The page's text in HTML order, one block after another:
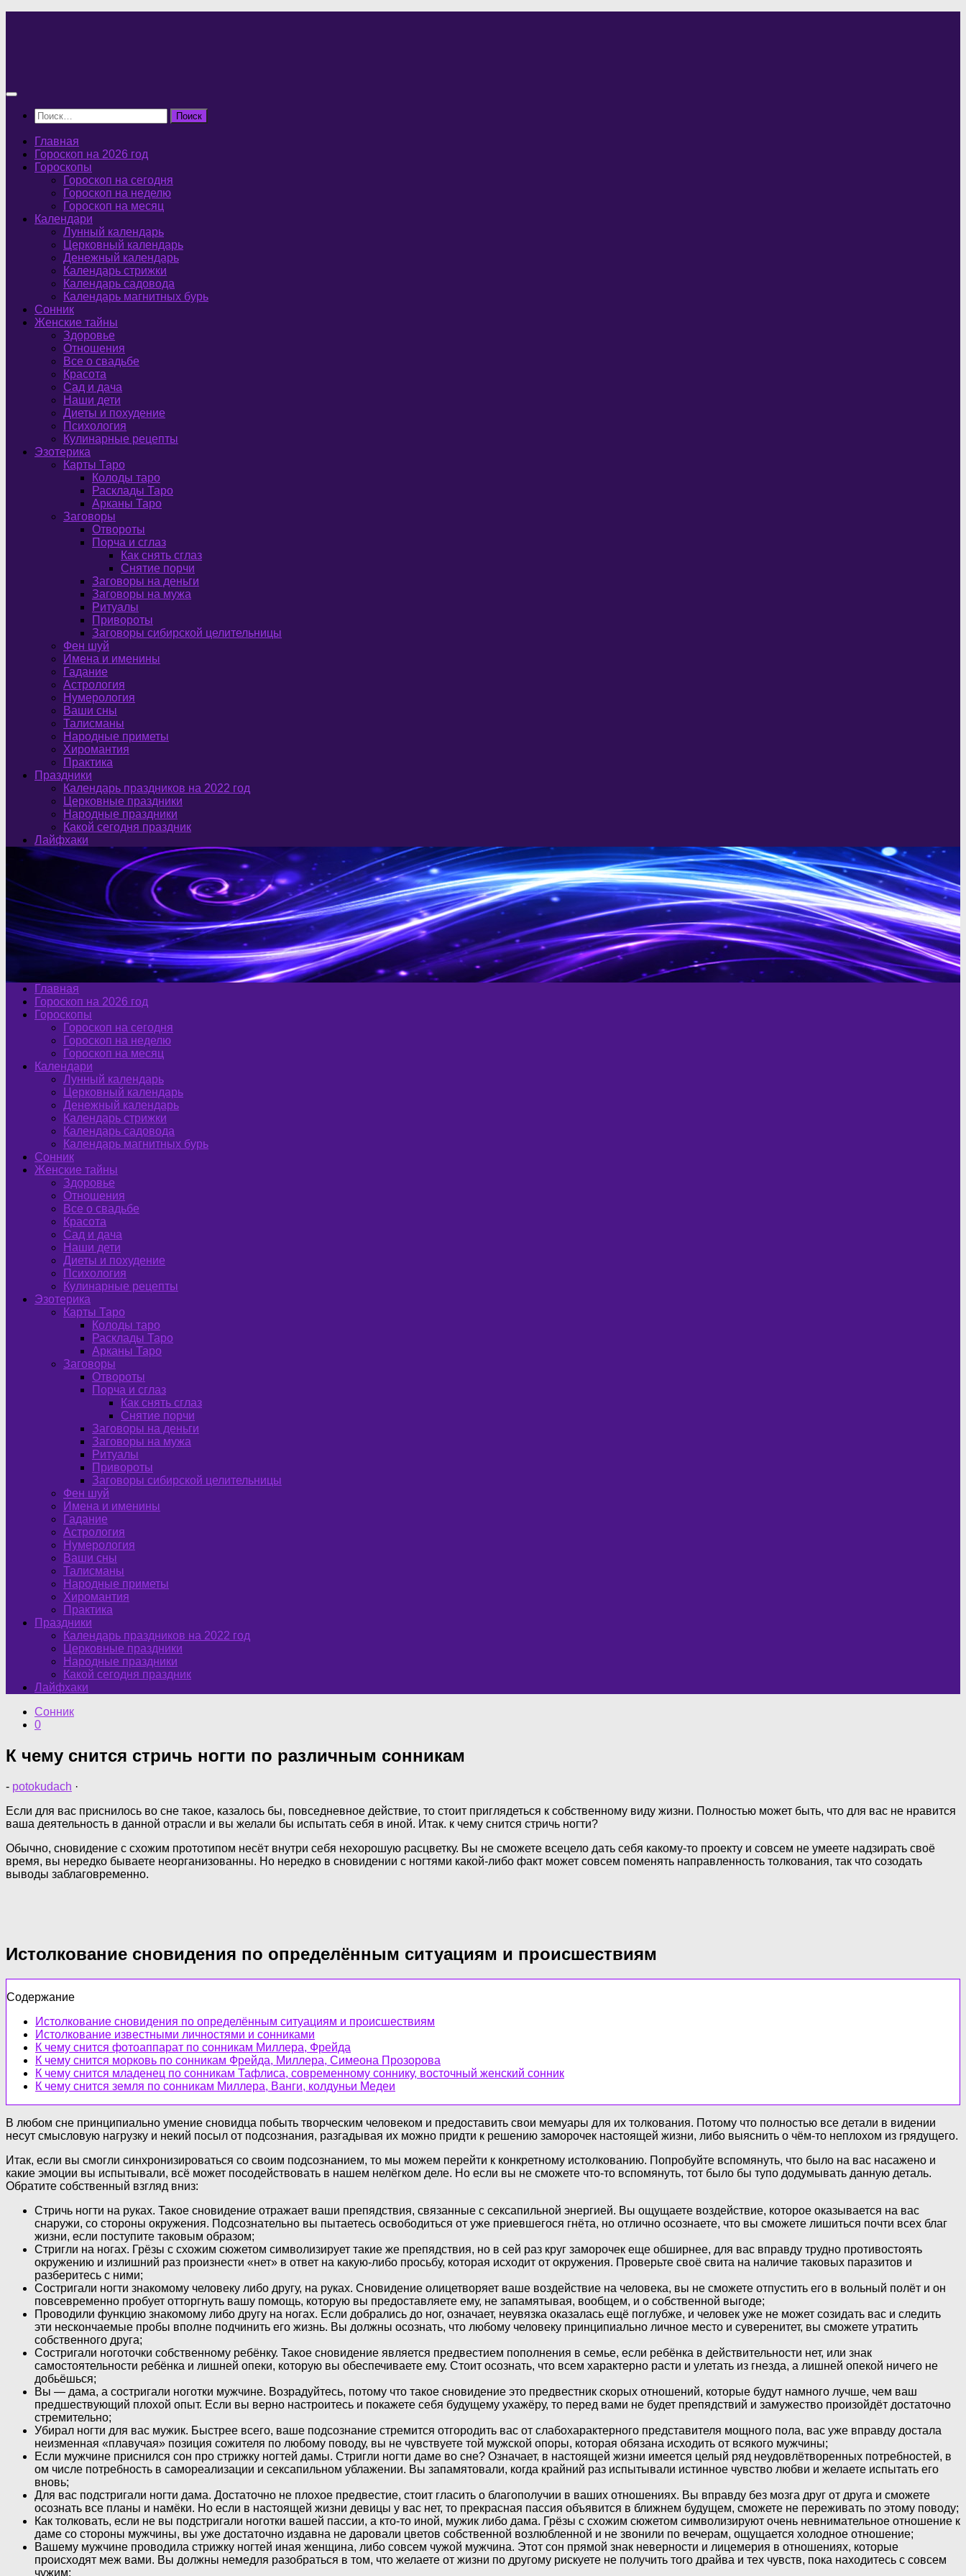
Найти:
Главная
Гороскоп на 2026 год
Гороскопы
Гороскоп на сегодня
Гороскоп на неделю
Гороскоп на месяц
Календари
Лунный календарь
Церковный календарь
Денежный календарь
Календарь стрижки
Календарь садовода
Календарь магнитных бурь
Сонник
Женские тайны
Здоровье
Отношения
Все о свадьбе
Красота
Сад и дача
Наши дети
Диеты и похудение
Психология
Кулинарные рецепты
Эзотерика
Карты Таро
Колоды таро
Расклады Таро
Арканы Таро
Заговоры
Отвороты
Порча и сглаз
Как снять сглаз
Снятие порчи
Заговоры на деньги
Заговоры на мужа
Ритуалы
Привороты
Заговоры сибирской целительницы
Фен шуй
Имена и именины
Гадание
Астрология
Нумерология
Ваши сны
Талисманы
Народные приметы
Хиромантия
Практика
Праздники
Календарь праздников на 2022 год
Церковные праздники
Народные праздники
Какой сегодня праздник
Лайфхаки
Главная
Гороскоп на 2026 год
Гороскопы
Гороскоп на сегодня
Гороскоп на неделю
Гороскоп на месяц
Календари
Лунный календарь
Церковный календарь
Денежный календарь
Календарь стрижки
Календарь садовода
Календарь магнитных бурь
Сонник
Женские тайны
Здоровье
Отношения
Все о свадьбе
Красота
Сад и дача
Наши дети
Диеты и похудение
Психология
Кулинарные рецепты
Эзотерика
Карты Таро
Колоды таро
Расклады Таро
Арканы Таро
Заговоры
Отвороты
Порча и сглаз
Как снять сглаз
Снятие порчи
Заговоры на деньги
Заговоры на мужа
Ритуалы
Привороты
Заговоры сибирской целительницы
Фен шуй
Имена и именины
Гадание
Астрология
Нумерология
Ваши сны
Талисманы
Народные приметы
Хиромантия
Практика
Праздники
Календарь праздников на 2022 год
Церковные праздники
Народные праздники
Какой сегодня праздник
Лайфхаки
Сонник
0
К чему снится стричь ногти по различным сонникам
- potokudach ·
Если для вас приснилось во сне такое, казалось бы, повседневное действие, то стоит приглядеться к собственному виду жизни. Полностью может быть, что для вас не нравится
ваша деятельность в данной отрасли и вы желали бы испытать себя в иной. Итак. к чему снится стричь ногти?
Обычно, сновидение с схожим прототипом несёт внутри себя нехорошую расцветку. Вы не сможете всецело дать себя какому-то проекту и совсем не умеете надзирать своё
время, вы нередко бываете неорганизованны. Но нередко в сновидении с ногтями какой-либо факт может совсем поменять направленность толкования, так что созодать
выводы заблаговременно.
Истолкование сновидения по определённым ситуациям и происшествиям
Содержание
Истолкование сновидения по определённым ситуациям и происшествиям
Истолкование известными личностями и сонниками
К чему снится фотоаппарат по сонникам Миллера, Фрейда
К чему снится морковь по сонникам Фрейда, Миллера, Симеона Прозорова
К чему снится младенец по сонникам Тафлиса, современному соннику, восточный женский сонник
К чему снится земля по сонникам Миллера, Ванги, колдуньи Медеи
В любом сне принципиально умение сновидца побыть творческим человеком и предоставить свои мемуары для их толкования. Потому что полностью все детали в видении
несут смысловую нагрузку и некий посыл от подсознания, разгадывая их можно придти к решению заморочек настоящей жизни, либо выяснить о чём-то неплохом из грядущего.
Итак, если вы смогли синхронизироваться со своим подсознанием, то мы можем перейти к конкретному истолкованию. Попробуйте вспомянуть, что было на вас насажено и
какие эмоции вы испытывали, всё может посодействовать в нашем нелёгком деле. Но если вы не сможете что-то вспомянуть, тот было бы тупо додумывать данную деталь.
Обратите собственный взгляд вниз:
Стричь ногти на руках. Такое сновидение отражает ваши препядствия, связанные с сексапильной энергией. Вы ощущаете воздействие, которое оказывается на вас
снаружи, со стороны окружения. Подсознательно вы пытаетесь освободиться от уже приевшегося гнёта, но отлично осознаете, что вы сможете лишиться почти всех благ
жизни, если поступите таковым образом;
Стригли на ногах. Грёзы с схожим сюжетом символизирует такие же препядствия, но в сей раз круг заморочек еще обширнее, для вас вправду трудно противостоять
окружению и излишний раз произнести «нет» в ответ на какую-либо просьбу, которая исходит от окружения. Проверьте своё свита на наличие таковых паразитов и
разберитесь с ними;
Состригали ногти знакомому человеку либо другу, на руках. Сновидение олицетворяет ваше воздействие на человека, вы не сможете отпустить его в вольный полёт и он
повсевременно пробует отторгнуть вашу помощь, которую вы предоставляете ему, не запамятывая, вообщем, и о собственной выгоде;
Проводили функцию знакомому либо другу на ногах. Если добрались до ног, означает, неувязка оказалась ещё поглубже, и человек уже не может созидать вас и следить
эти нескончаемые пробы вполне подчинить его жизнь. Вы должны осознать, что любому человеку принципиально личное место и суверенитет, вы сможете утратить
собственного друга;
Состригали ноготочки собственному ребёнку. Такое сновидение является предвестием пополнения в семье, если ребёнка в действительности нет, или знак
самостоятельности ребёнка и лишней опеки, которую вы обеспечиваете ему. Стоит осознать, что всем характерно расти и улетать из гнезда, а лишней опекой ничего не
добьёшься;
Вы — дама, а состригали ноготки мужчине. Возрадуйтесь, потому что такое сновидение это предвестник скорых отношений, которые будут намного лучше, чем ваш
предшествующий плохой опыт. Если вы верно настроитесь и покажете себя будущему ухажёру, то перед вами не будет препядствий и замужество произойдёт достаточно
стремительно;
Убирал ногти для вас мужик. Быстрее всего, ваше подсознание стремится отгородить вас от слабохарактерного представителя мощного пола, вас уже вправду достала
неизменная «плавучая» позиция сожителя по любому поводу, вы не чувствуете той мужской опоры, которая обязана исходить от всякого мужчины;
Если мужчине приснился сон про стрижку ногтей дамы. Стригли ногти даме во сне? Означает, в настоящей жизни имеется целый ряд неудовлётворенных потребностей, в
ом числе потребность в самореализации и сексапильном ублажении. Вы запамятовали, когда крайний раз испытывали истинное чувство любви и желаете испытать его
вновь;
Для вас подстригали ногти дама. Достаточно не плохое предвестие, стоит гласить о благополучии в ваших отношениях. Вы вправду без мозга друг от друга и сможете
осознать все планы и намёки. Но если в настоящей жизни девицы у вас нет, то прекрасная пассия объявится в ближнем будущем, сможете не переживать по этому поводу;
Как толковать, если не вы подстригали ноготки вашей пассии, а кто-то иной, мужик либо дама. Грёзы с схожим сюжетом символизируют очень невнимательное отношение к
даме со стороны мужчины, вы уже достаточно издавна не даровали цветов собственной возлюбленной и не звонили по вечерам, ощущается холодное отношение;
Вашему мужчине проводила стрижку ногтей иная женщина, либо совсем чужой мужчина. Этот сон прямой знак неверности и лицемерия в отношениях, которые
происходят меж вами. Вы должны немедля разобраться в том, что желаете от жизни по другому рискуете не получить того драйва и тех чувств, пока находитесь с совсем
чужим;